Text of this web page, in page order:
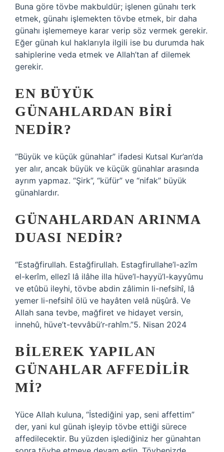
Buna göre tövbe makbuldür; işlenen günahı terk
etmek, günahı işlemekten tövbe etmek, bir daha
günahı işlememeye karar verip söz vermek gerekir.
Eğer günah kul haklarıyla ilgili ise bu durumda hak
sahiplerine veda etmek ve Allah’tan af dilemek
gerekir.
EN BÜYÜK
GÜNAHLARDAN BIRI
NEDIR?
“Büyük ve küçük günahlar” ifadesi Kutsal Kur’an’da
yer alır, ancak büyük ve küçük günahlar arasında
ayrım yapmaz. “Şirk”, “küfür” ve “nifak” büyük
günahlardır.
GÜNAHLARDAN ARINMA
DUASI NEDIR?
“Estağfirullah. Estağfirullah. Estagfirullahe’l-azîm
el-kerîm, ellezî lâ ilâhe illa hüve’l-hayyü’l-kayyûmu
ve etûbü ileyhi, tövbe abdin zâlimin li-nefsihî, lâ
yemer li-nefsihî ölü ve hayâten velâ nüşûrâ. Ve
Allah sana tevbe, mağfiret ve hidayet versin,
innehû, hüve’t-tevvâbü’r-rahîm.”5. Nisan 2024
BILEREK YAPILAN
GÜNAHLAR AFFEDILIR
MI?
Yüce Allah kuluna, “İstediğini yap, seni affettim”
der, yani kul günah işleyip tövbe ettiği sürece
affedilecektir. Bu yüzden işlediğiniz her günahtan